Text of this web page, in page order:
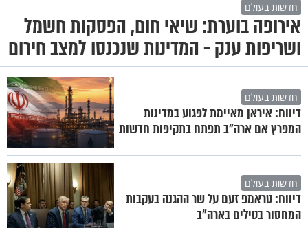
חדשות בעולם
אירופה בוערת: שיאי חום, הפסקות חשמל
ושריפות ענק - המדינות שנכנסו למצב חירום
חדשות בעולם
דיווח: איראן מאיימת לפגוע במדינות
המפרץ אם ארה"ב תפתח בתקיפות חדשות
חדשות בעולם
דיווח: טראמפ זעם על שר ההגנה בעקבות
המחסור בטילים בארה"ב